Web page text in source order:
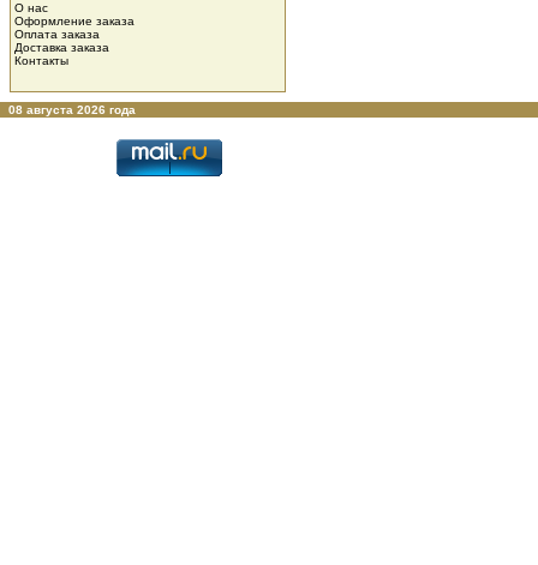
О нас
Оформление заказа
Оплата заказа
Доставка заказа
Контакты
08 августа 2026 года